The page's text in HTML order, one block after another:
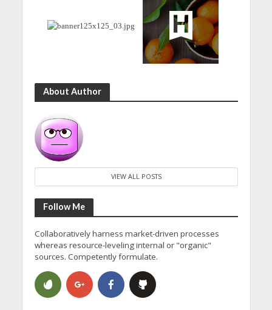
About Author
VIEW ALL POSTS
Follow Me
Collaboratively harness market-driven processes
whereas resource-leveling internal or "organic"
sources. Competently formulate.